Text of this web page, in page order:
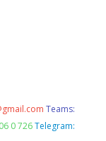
Teams:
0 726 Telegram: